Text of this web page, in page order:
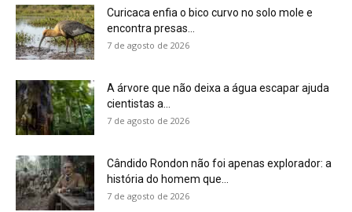
Curicaca enfia o bico curvo no solo mole e
encontra presas...
7 de agosto de 2026
A árvore que não deixa a água escapar ajuda
cientistas a...
7 de agosto de 2026
Cândido Rondon não foi apenas explorador: a
história do homem que...
7 de agosto de 2026